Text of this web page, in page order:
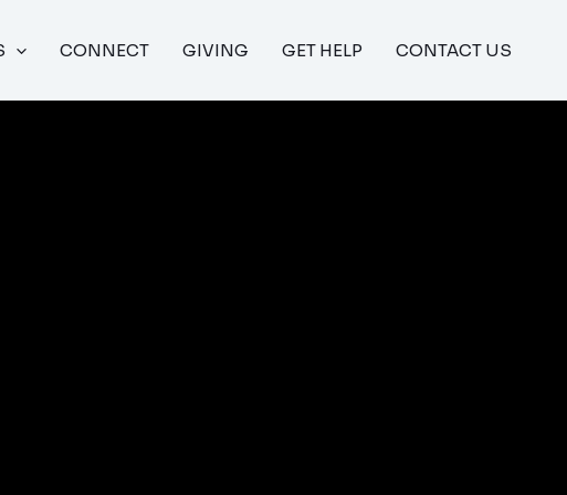
CONNECT GIVING GET HELP CONTACT US